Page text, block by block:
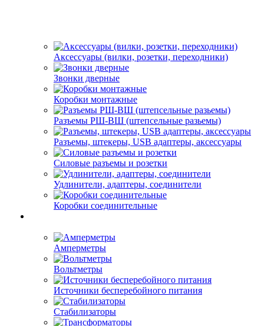
Аксессуары (вилки, розетки, переходники)
Звонки дверные
Коробки монтажные
Разъемы РШ-ВШ (штепсельные разьемы)
Разъемы, штекеры, USB адаптеры, аксессуары
Силовые разъемы и розетки
Удлинители, адаптеры, соединители
Коробки соединительные
Амперметры
Вольтметры
Источники бесперебойного питания
Стабилизаторы